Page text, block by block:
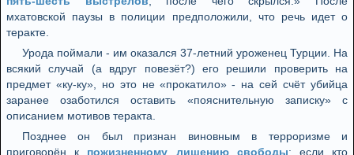
мхатовской паузы в полиции предположили, что речь идет о
теракте.
Урода поймали - им оказался 37-летний уроженец Турции. На
всякий случай (а вдруг повезёт?) его решили проверить на
предмет «ку-ку», но это не «прокатило» - на сей счёт убийца
заранее озаботился оставить «пояснительную записку» с
описанием мотивов теракта.
Позднее он был признан виновным в терроризме и
приговорён к пожизненному лишению свободы: если кто